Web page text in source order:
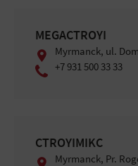
MEGAСTROYI
Mуrmanck, ul.
+7 931 500 33 33
СTROYIMIKС
Mуrmanck, Pr.